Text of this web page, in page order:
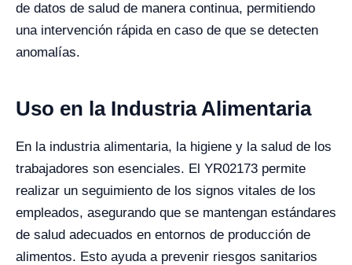
de datos de salud de manera continua, permitiendo
una intervención rápida en caso de que se detecten
anomalías.
Uso en la Industria Alimentaria
En la industria alimentaria, la higiene y la salud de los
trabajadores son esenciales. El YR02173 permite
realizar un seguimiento de los signos vitales de los
empleados, asegurando que se mantengan estándares
de salud adecuados en entornos de producción de
alimentos. Esto ayuda a prevenir riesgos sanitarios